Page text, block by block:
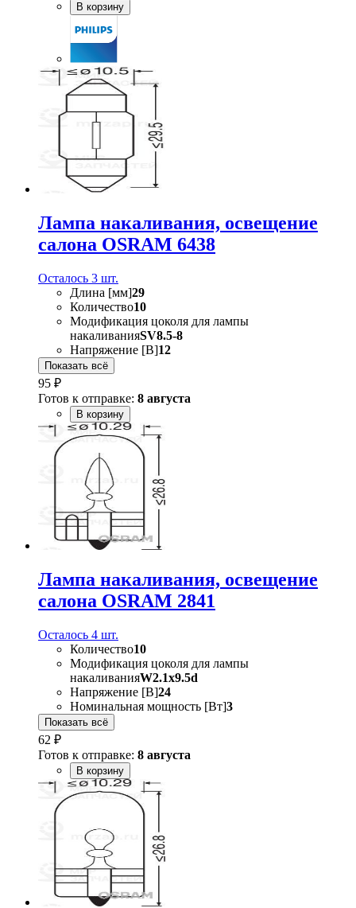
В корзину
Лампа накаливания, oсвещение
салона OSRAM 6438
Осталось 3 шт.
Длина [мм]29
Количество10
Модификация цоколя для лампы
накаливанияSV8.5-8
Напряжение [В]12
Показать всё
95 ₽
Готов к отправке: 8 августа
В корзину
Лампа накаливания, oсвещение
салона OSRAM 2841
Осталось 4 шт.
Количество10
Модификация цоколя для лампы
накаливанияW2.1x9.5d
Напряжение [В]24
Номинальная мощность [Вт]3
Показать всё
62 ₽
Готов к отправке: 8 августа
В корзину